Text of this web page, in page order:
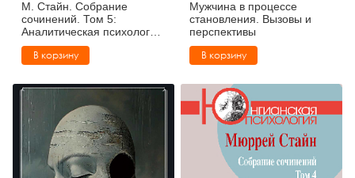
М. Стайн. Собрание
сочинений. Том 5:
Аналитическая психология
и христианство
В корзину
Мужчина в процессе
становления. Вызовы и
перспективы
В корзину